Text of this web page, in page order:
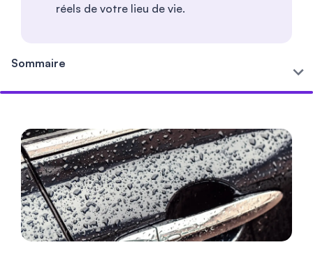
réels de votre lieu de vie.
Sommaire